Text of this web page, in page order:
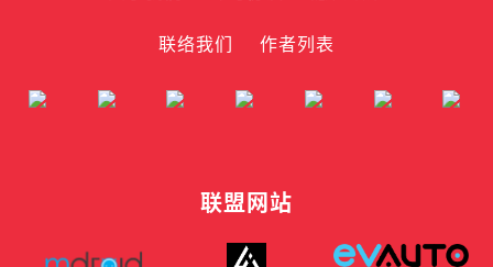
联络我们
作者列表
联盟网站